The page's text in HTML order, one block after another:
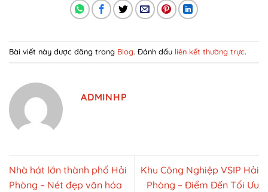
Bài viết này được đăng trong Blog. Đánh dấu liên kết thường trực.
ADMINHP
Nhà hát lớn thành phố Hải
Phòng – Nét đẹp văn hóa
Khu Công Nghiệp VSIP Hải
Phòng – Điểm Đến Tối Ưu